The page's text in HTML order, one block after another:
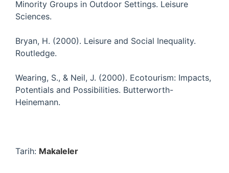
Minority Groups in Outdoor Settings. Leisure
Sciences.
Bryan, H. (2000). Leisure and Social Inequality.
Routledge.
Wearing, S., & Neil, J. (2000). Ecotourism: Impacts,
Potentials and Possibilities. Butterworth-
Heinemann.
Tarih: Makaleler